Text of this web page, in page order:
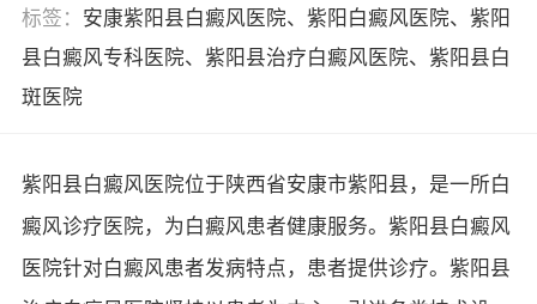
标签： 安康紫阳县白癜风医院、紫阳白癜风医院、紫阳
县白癜风专科医院、紫阳县治疗白癜风医院、紫阳县白
斑医院
紫阳县白癜风医院位于陕西省安康市紫阳县，是一所白
癜风诊疗医院，为白癜风患者健康服务。紫阳县白癜风
医院针对白癜风患者发病特点，患者提供诊疗。紫阳县